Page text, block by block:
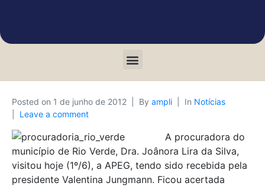
Posted on 1 de junho de 2012 By ampli In Notícias
Leave a comment
A procuradora do
município de Rio Verde, Dra. Joânora Lira da Silva,
visitou hoje (1º/6), a APEG, tendo sido recebida pela
presidente Valentina Jungmann. Ficou acertada